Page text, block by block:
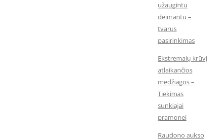
užaugintu
deimantu –
tvarus
pasirinkimas
Ekstremalų krūvį
atlaikančios
medžiagos –
Tiekimas
sunkiajai
pramonei
Raudono aukso